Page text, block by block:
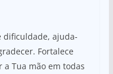
dificuldade, ajuda-
Fortalece
Tua mão em todas